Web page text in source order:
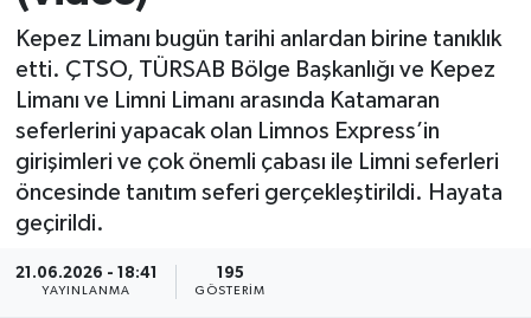
Kepez Limanı bugün tarihi anlardan birine tanıklık
etti. ÇTSO, TÜRSAB Bölge Başkanlığı ve Kepez
Limanı ve Limni Limanı arasında Katamaran
seferlerini yapacak olan Limnos Express’in
girişimleri ve çok önemli çabası ile Limni seferleri
öncesinde tanıtım seferi gerçekleştirildi. Hayata
geçirildi.
21.06.2026 - 18:41
YAYINLANMA
195
GÖSTERIM
Kültür ve Sanat
Magazin
Resmi İlanlar
Sağlık
Son Dakika Haberleri
Haber Arşivi